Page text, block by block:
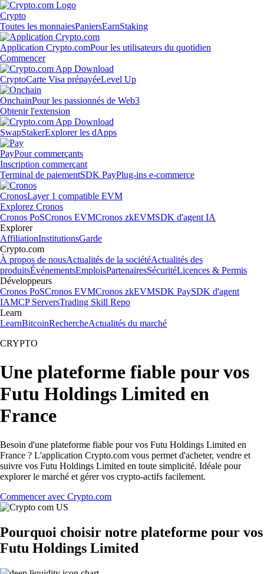
Crypto
Toutes les monnaiesPaniersEarnStaking
Application Crypto.comPour les utilisateurs du quotidien
Commencer
CryptoCarte Visa prépayéeLevel Up
OnchainPour les passionnés de Web3
Obtenir l'extension
SwapStakerExplorer les dApps
PayPour commerçants
Inscription commerçant
Terminal de paiementSDK PayPlug-ins e-commerce
CronosLayer 1 compatible EVM
Explorez Cronos
Cronos PoSCronos EVMCronos zkEVMSDK d'agent IA
Explorer
AffiliationInstitutionsGarde
Crypto.com
À propos de nousActualités de la sociétéActualités des
produitsÉvénementsEmploisPartenairesSécuritéLicences & Permis
Développeurs
Cronos PoSCronos EVMCronos zkEVMSDK PaySDK d'agent
IAMCP ServersTrading Skill Repo
Learn
LearnBitcoinRechercheActualités du marché
CRYPTO
Une plateforme fiable pour vos
Futu Holdings Limited en
France
Besoin d'une plateforme fiable pour vos Futu Holdings Limited en
France ? L'application Crypto.com vous permet d'acheter, vendre et
suivre vos Futu Holdings Limited en toute simplicité. Idéale pour
explorer le marché et gérer vos crypto-actifs facilement.
Commencer avec Crypto.com
Pourquoi choisir notre plateforme pour vos
Futu Holdings Limited